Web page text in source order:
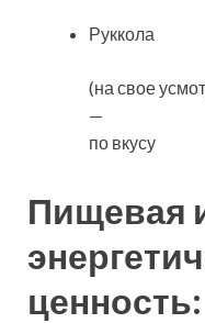
Руккола
(на свое
—
по вкусу
Пищевая
ценность: